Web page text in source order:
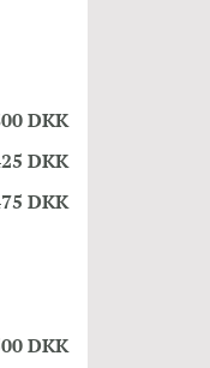
DKK
DKK
DKK
DKK